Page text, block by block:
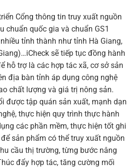
Cổng thông tin truy xuất nguồn
chuẩn quốc gia và chuẩn GS1
nhiều tỉnh thành như tỉnh Hà Giang,
sẽ tiếp tục đồng hành
hỗ trợ là các hợp tác xã, cơ sở sản
địa bàn tỉnh áp dụng công nghệ
chất lượng và giá trị nông sản.
được tập quán sản xuất, mạnh dạn
thực hiện quy trình thực hành
các phần mềm, thực hiện tốt ghi
sản phẩm có thể truy xuất nguồn
cầu thị trường, từng bước nâng
đẩy hợp tác, tăng cường mối